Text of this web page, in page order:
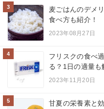
3
麦ごはんのデメ
食べ方も紹介！
2023年08月27日
4
フリスクの食べ
る？1日の適量も
2023年11月20日
5
甘夏の栄養素と